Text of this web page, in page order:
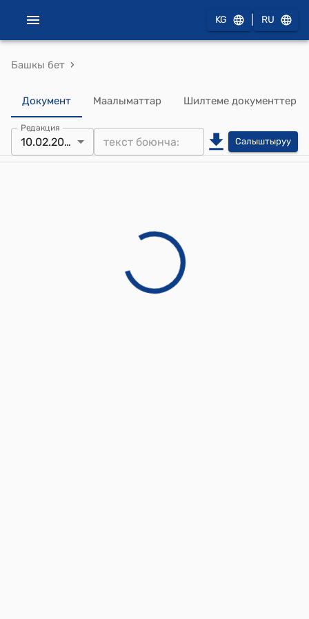
KG RU
Башкы бет ›
Документ Маалыматтар Шилтеме документтер
Редакция
10.02.2026 Салыштыруу